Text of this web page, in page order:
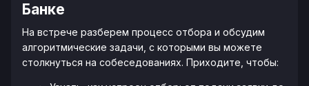
Банке
На встрече разберем процесс отбора и обсудим
алгоритмические задачи, с которыми вы можете
столкнуться на собеседованиях. Приходите, чтобы: